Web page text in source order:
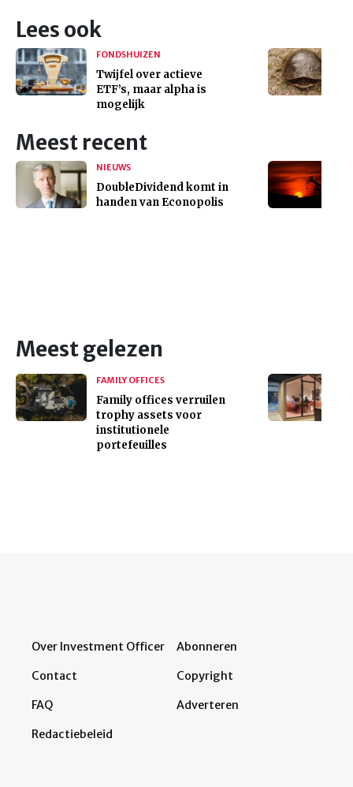
Lees ook
FONDSHUIZEN
Twijfel over actieve
ETF’s, maar alpha is
mogelijk
Meest recent
NIEUWS
DoubleDividend komt in
handen van Econopolis
Meest gelezen
FAMILY OFFICES
Family offices verruilen
trophy assets voor
institutionele
portefeuilles
Over Investment Officer
Contact
FAQ
Redactiebeleid
Abonneren
Copyright
Adverteren